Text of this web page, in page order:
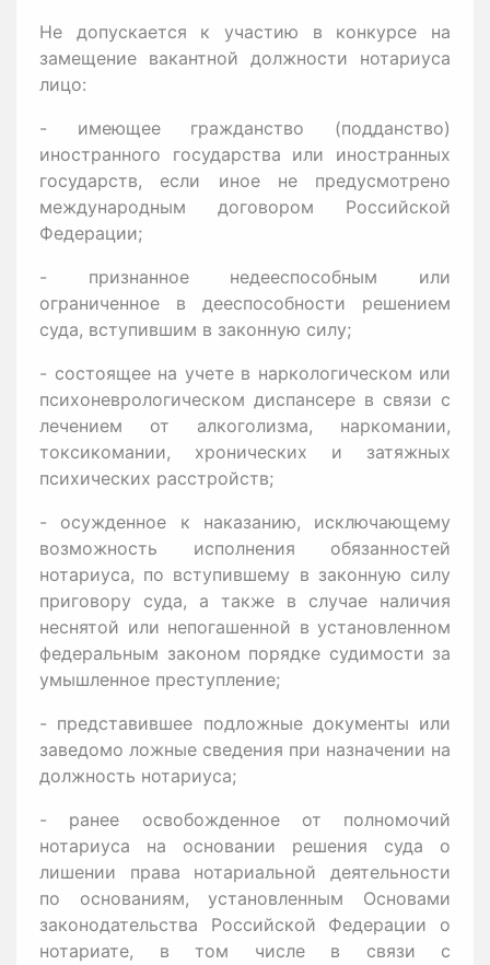
Не допускается к участию в конкурсе на
замещение вакантной должности нотариуса
лицо:
- имеющее гражданство (подданство)
иностранного государства или иностранных
государств, если иное не предусмотрено
международным договором Российской
Федерации;
- признанное недееспособным или
ограниченное в дееспособности решением
суда, вступившим в законную силу;
- состоящее на учете в наркологическом или
психоневрологическом диспансере в связи с
лечением от алкоголизма, наркомании,
токсикомании, хронических и затяжных
психических расстройств;
- осужденное к наказанию, исключающему
возможность исполнения обязанностей
нотариуса, по вступившему в законную силу
приговору суда, а также в случае наличия
неснятой или непогашенной в установленном
федеральным законом порядке судимости за
умышленное преступление;
- представившее подложные документы или
заведомо ложные сведения при назначении на
должность нотариуса;
- ранее освобожденное от полномочий
нотариуса на основании решения суда о
лишении права нотариальной деятельности
по основаниям, установленным Основами
законодательства Российской Федерации о
нотариате, в том числе в связи с